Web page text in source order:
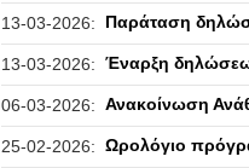
13-03-2026: Παράταση
13-03-2026: Έναρξη
06-03-2026: Ανακοίνωση
25-02-2026: Ωρολόγιο